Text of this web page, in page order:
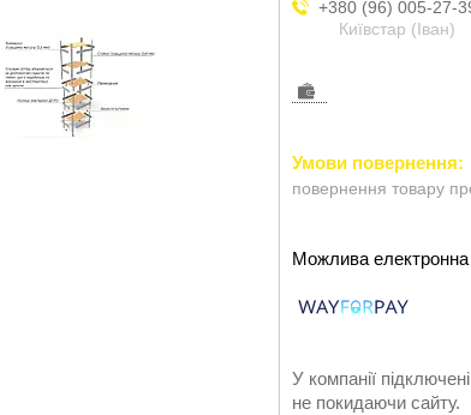
+380 (96) 005-27-
Київстар (Іван)
повернення товару
У компанії
не покидаючи сайту.